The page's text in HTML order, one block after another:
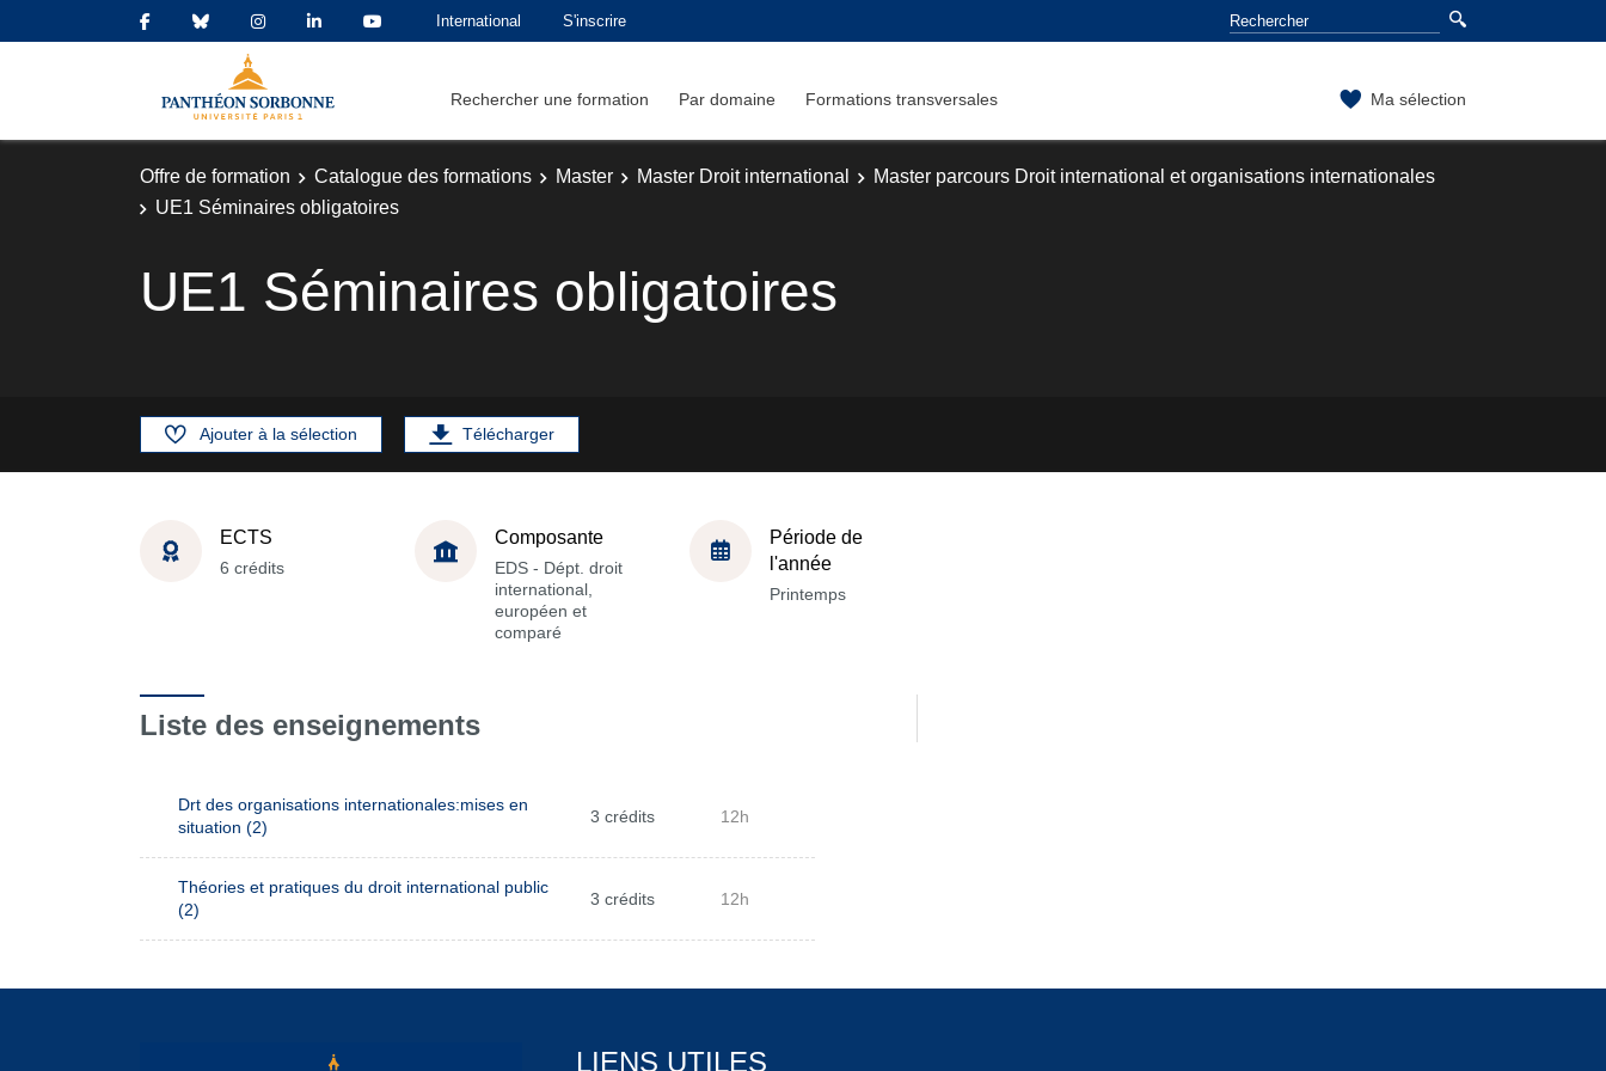
International S'inscrire
Rechercher une formation Par domaine Formations transversales Ma sélection
Offre de formation Catalogue des formations Master Master Droit international
Master parcours Droit international et organisations internationales
UE1 Séminaires obligatoires
UE1 Séminaires obligatoires
Ajouter à la sélection Télécharger
ECTS
6 crédits
Composante
EDS - Dépt. droit
international,
européen et
comparé
Période de
l'année
Printemps
Liste des enseignements
Drt des organisations internationales:mises en
situation (2)
3 crédits 12h
Théories et pratiques du droit international public
(2)
3 crédits 12h
LIENS UTILES